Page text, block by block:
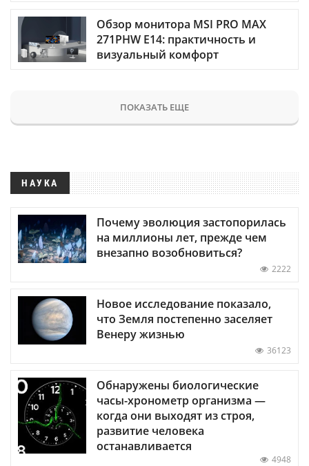
Обзор монитора MSI PRO MAX
271PHW E14: практичность и
визуальный комфорт
ПОКАЗАТЬ ЕЩЕ
НАУКА
Почему эволюция застопорилась
на миллионы лет, прежде чем
внезапно возобновиться?
2222
Новое исследование показало,
что Земля постепенно заселяет
Венеру жизнью
36123
Обнаружены биологические
часы-хронометр организма —
когда они выходят из строя,
развитие человека
останавливается
4948